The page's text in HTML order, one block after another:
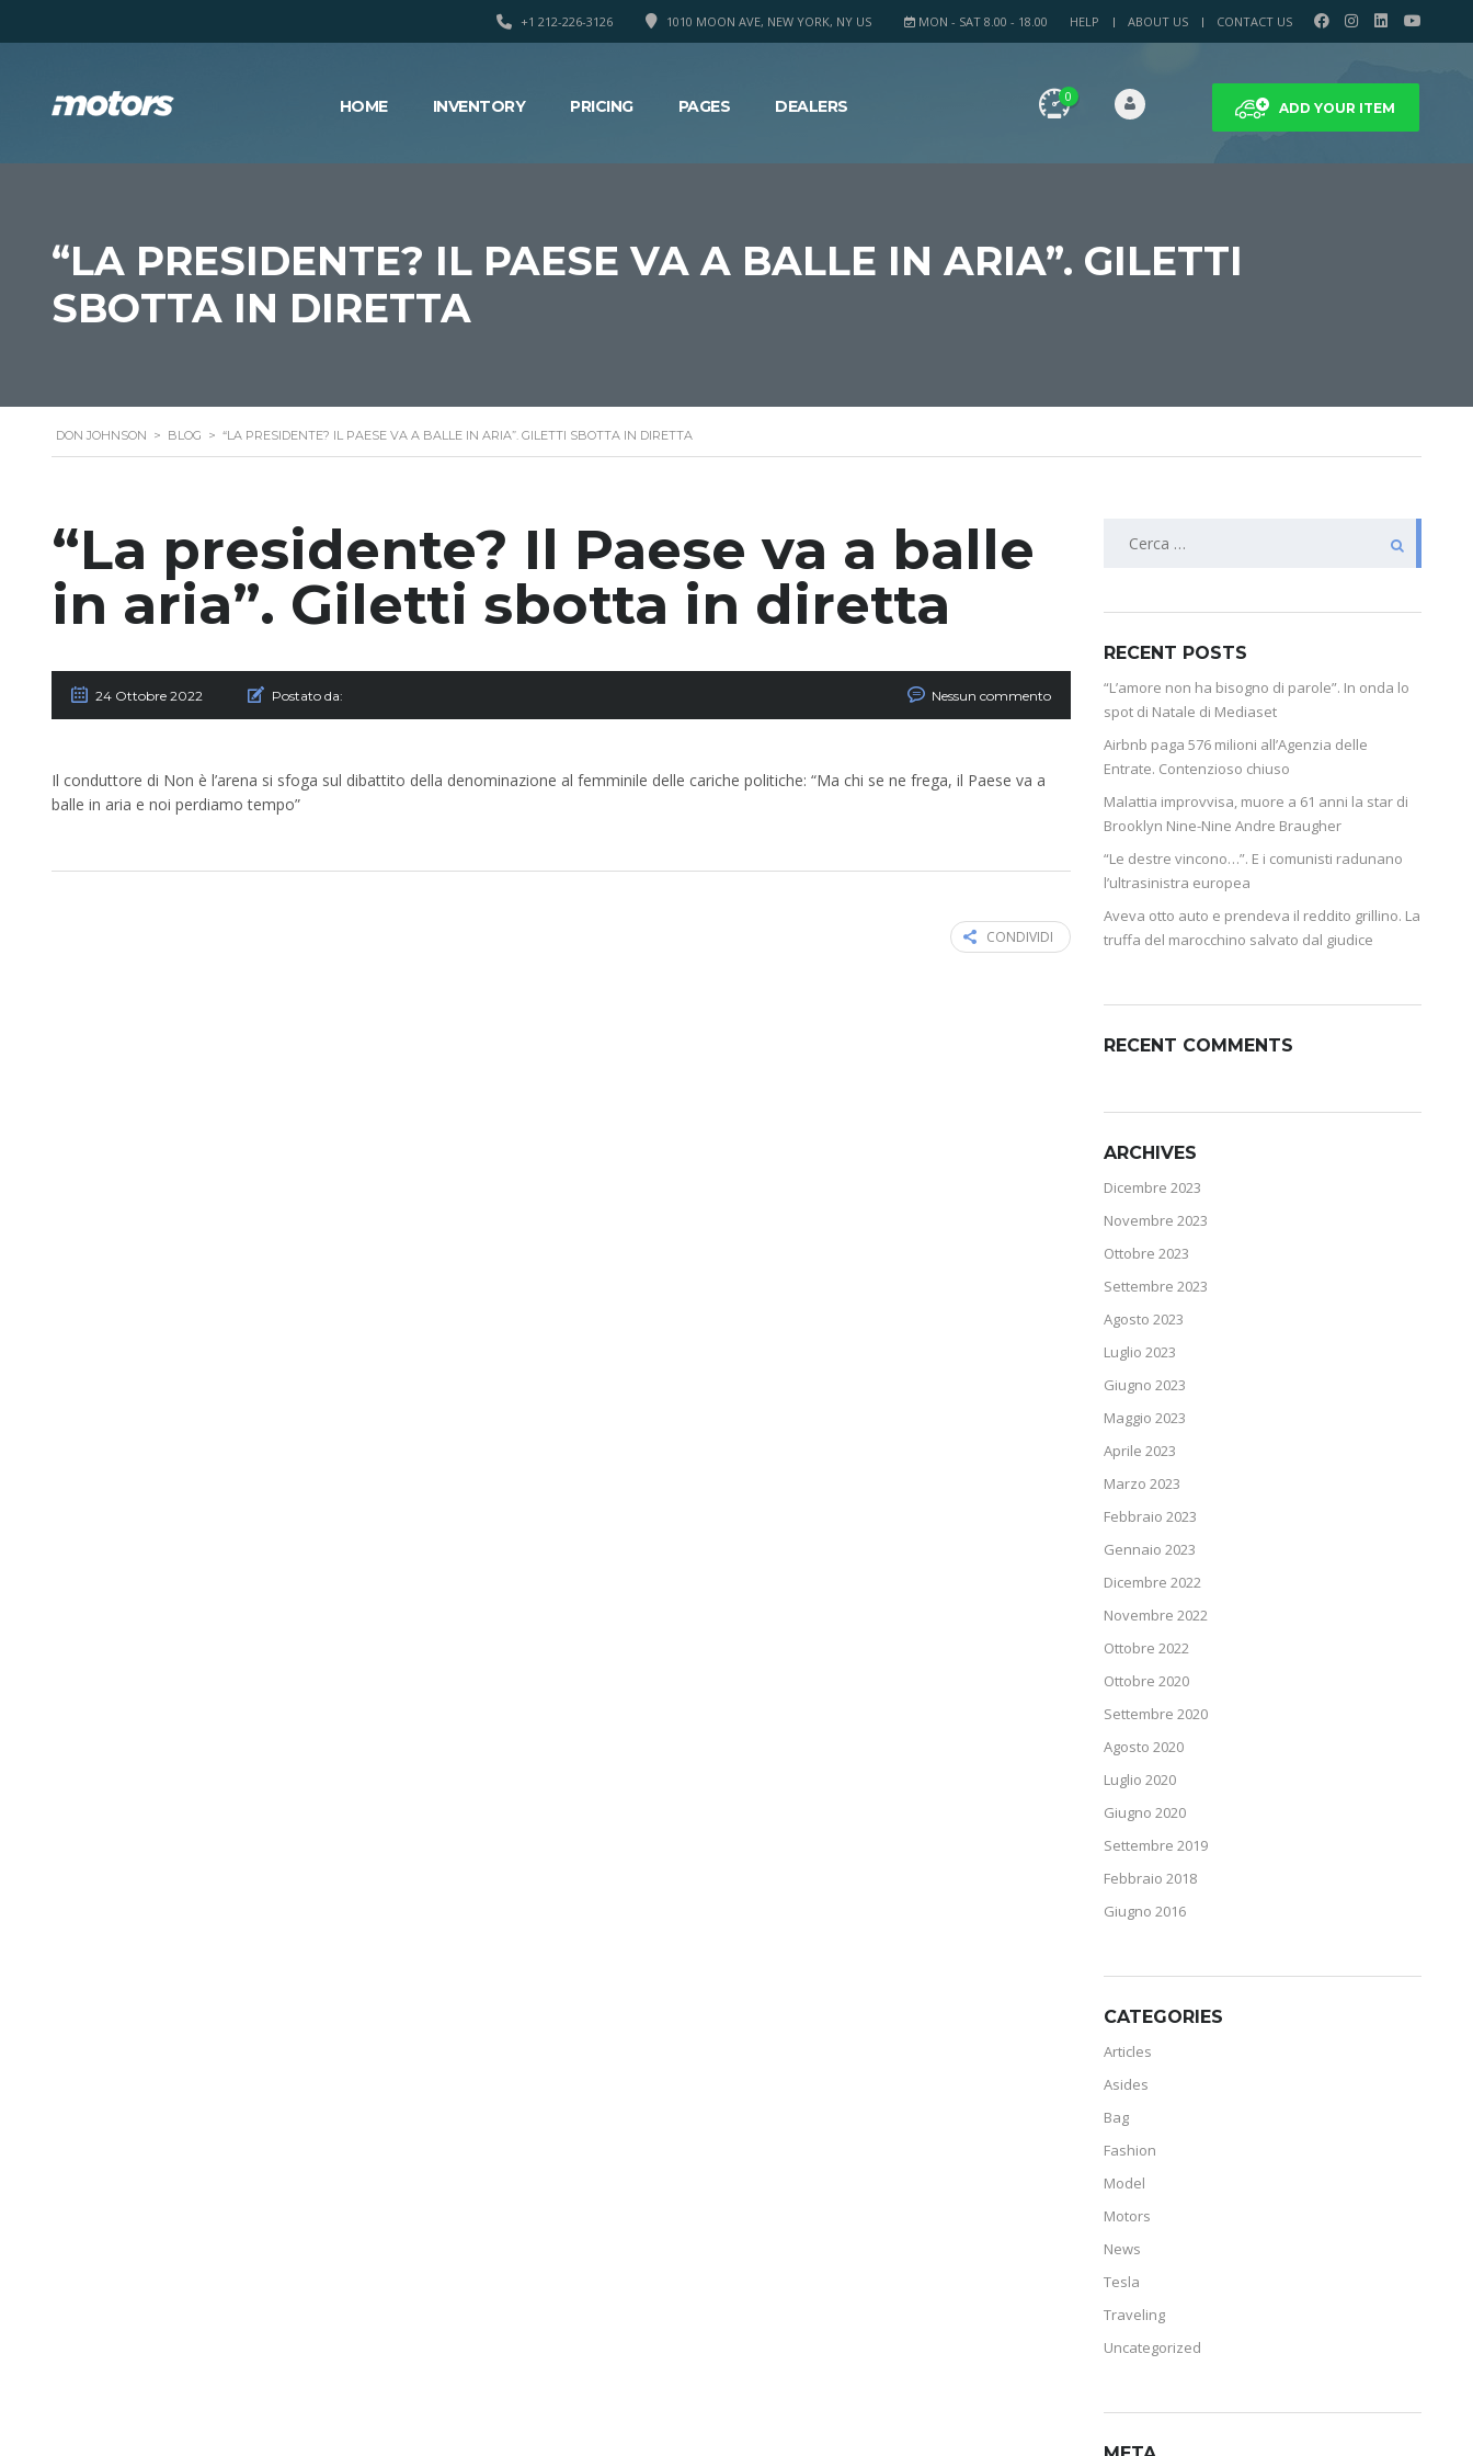
HELP ABOUT US CONTACT US
MON - SAT 8.00 - 18.00
1010 MOON AVE, NEW YORK, NY US
+1 212-226-3126
ADD YOUR ITEM
0
HOME INVENTORY PRICING PAGES DEALERS
“LA PRESIDENTE? IL PAESE VA A BALLE IN ARIA”. GILETTI
SBOTTA IN DIRETTA
DON JOHNSON > BLOG > “LA PRESIDENTE? IL PAESE VA A BALLE IN ARIA”. GILETTI SBOTTA IN DIRETTA
“La presidente? Il Paese va a balle
in aria”. Giletti sbotta in diretta
24 Ottobre 2022 Postato da: Nessun commento
Il conduttore di Non è l’arena si sfoga sul dibattito della denominazione al femminile delle cariche politiche: “Ma chi se ne frega, il Paese va a
balle in aria e noi perdiamo tempo”
CONDIVIDI
RECENT POSTS
“L’amore non ha bisogno di parole”. In onda lo
spot di Natale di Mediaset
Airbnb paga 576 milioni all’Agenzia delle
Entrate. Contenzioso chiuso
Malattia improvvisa, muore a 61 anni la star di
Brooklyn Nine-Nine Andre Braugher
“Le destre vincono…”. E i comunisti radunano
l’ultrasinistra europea
Aveva otto auto e prendeva il reddito grillino. La
truffa del marocchino salvato dal giudice
RECENT COMMENTS
ARCHIVES
Dicembre 2023
Novembre 2023
Ottobre 2023
Settembre 2023
Agosto 2023
Luglio 2023
Giugno 2023
Maggio 2023
Aprile 2023
Marzo 2023
Febbraio 2023
Gennaio 2023
Dicembre 2022
Novembre 2022
Ottobre 2022
Ottobre 2020
Settembre 2020
Agosto 2020
Luglio 2020
Giugno 2020
Settembre 2019
Febbraio 2018
Giugno 2016
CATEGORIES
Articles
Asides
Bag
Fashion
Model
Motors
News
Tesla
Traveling
Uncategorized